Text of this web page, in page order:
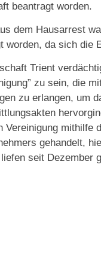
beantragt worden.
dem Hausarrest
worden, da sich die
Trient
zu sein, die
zu erlangen, um
Vereinigung mithilfe
gehandelt,
seit Dezember